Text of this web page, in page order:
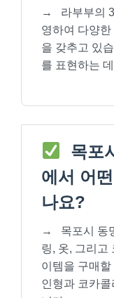
→
라부부의
영하여 다양한
을 갖추고 있
를 표현하는
목포
에서 어
나요?
→
목포시 동
링, 옷, 그리고
이템을 구매
인형과 코카